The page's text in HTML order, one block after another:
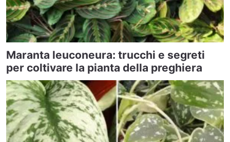
Maranta leuconeura: trucchi e segreti
per coltivare la pianta della preghiera